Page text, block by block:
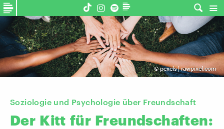
©pexels | rawpixel.com
Soziologie und Psychologie über Freundschaft
Der Kitt für Freundschaften: